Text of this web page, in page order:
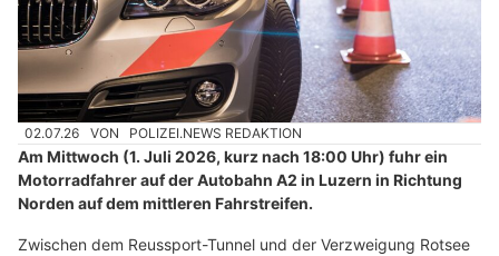
02.07.26 VON POLIZEI.NEWS REDAKTION
Am Mittwoch (1. Juli 2026, kurz nach 18:00 Uhr) fuhr ein
Motorradfahrer auf der Autobahn A2 in Luzern in Richtung
Norden auf dem mittleren Fahrstreifen.
Zwischen dem Reussport-Tunnel und der Verzweigung Rotsee